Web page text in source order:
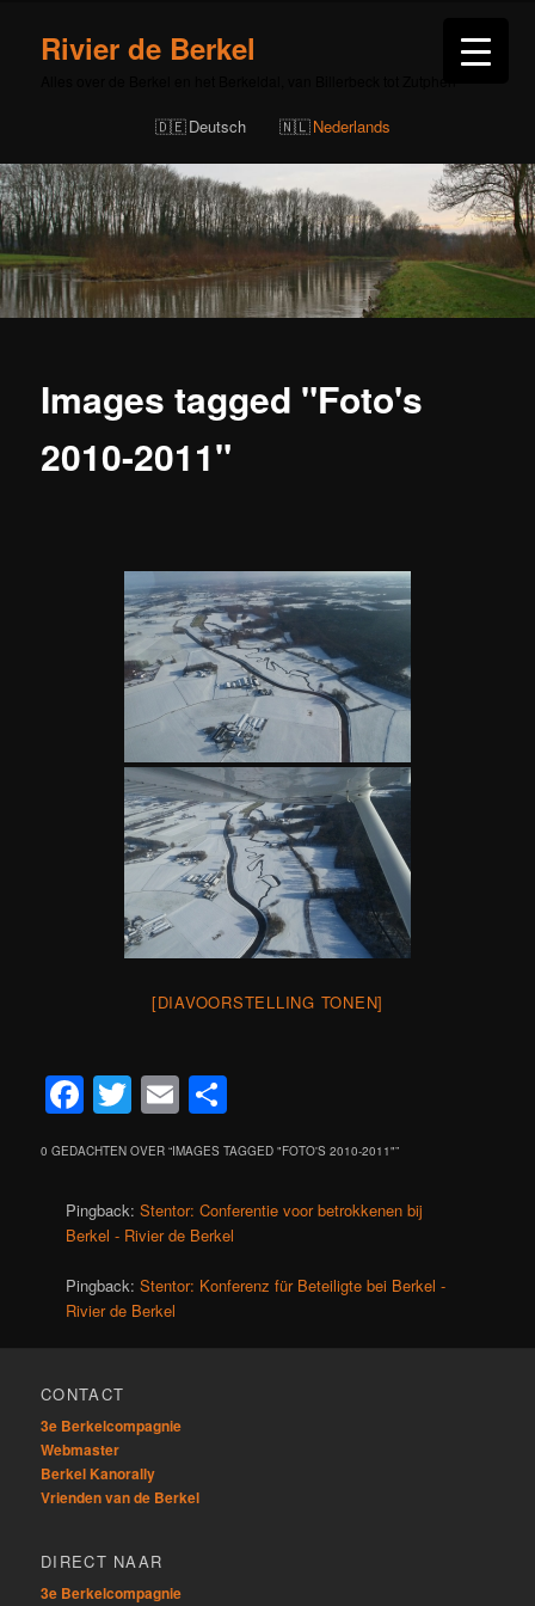
Rivier de Berkel
Deutsch Nederlands
Images tagged "Foto's
2010-2011"
[DIAVOORSTELLING TONEN]
Facebook
Twitter
Email
0 GEDACHTEN OVER “IMAGES TAGGED "FOTO'S 2010-2011"”
Pingback:Stentor: Conferentie voor betrokkenen bij
Berkel - Rivier de Berkel
Pingback:Stentor: Konferenz für Beteiligte bei Berkel -
Rivier de Berkel
CONTACT
3e Berkelcompagnie
Webmaster
Berkel Kanorally
Vrienden van de Berkel
DIRECT NAAR
3e Berkelcompagnie